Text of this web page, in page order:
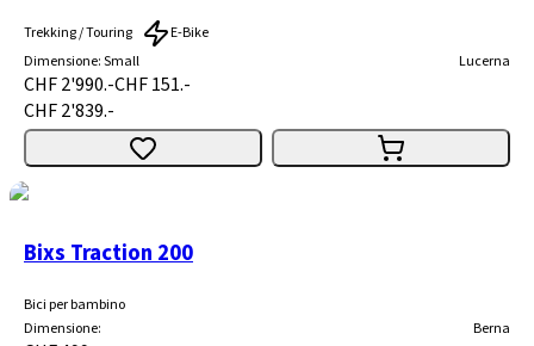
Trekking / Touring
E-Bike
Dimensione:Small Lucerna
CHF 2'990.-CHF 151.-
CHF 2'839.-
Bixs Traction 200
Bici per bambino
Dimensione: Berna